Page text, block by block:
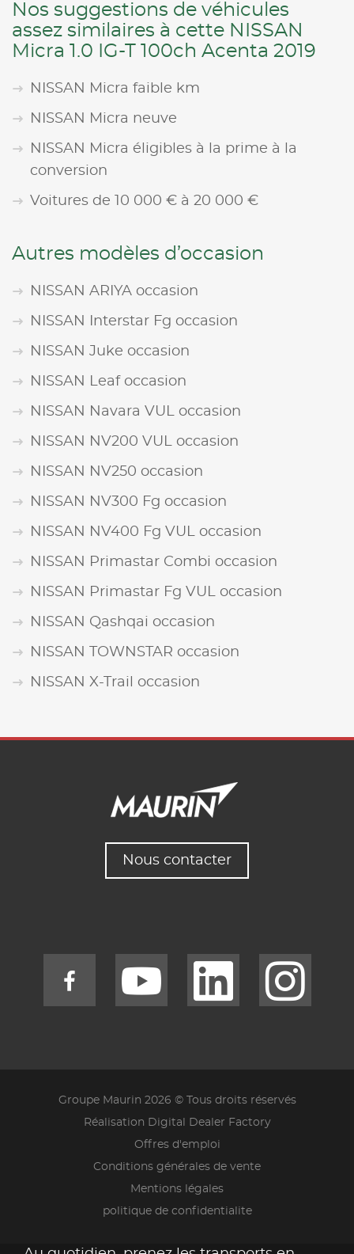
Nos suggestions de véhicules
assez similaires à cette NISSAN
Micra 1.0 IG-T 100ch Acenta 2019
NISSAN Micra faible km
NISSAN Micra neuve
NISSAN Micra éligibles à la prime à la
conversion
Voitures de 10 000 € à 20 000 €
Autres modèles d’occasion
NISSAN ARIYA occasion
NISSAN Interstar Fg occasion
NISSAN Juke occasion
NISSAN Leaf occasion
NISSAN Navara VUL occasion
NISSAN NV200 VUL occasion
NISSAN NV250 occasion
NISSAN NV300 Fg occasion
NISSAN NV400 Fg VUL occasion
NISSAN Primastar Combi occasion
NISSAN Primastar Fg VUL occasion
NISSAN Qashqai occasion
NISSAN TOWNSTAR occasion
NISSAN X-Trail occasion
Nous contacter
Groupe Maurin 2026 © Tous droits réservés
Réalisation Digital Dealer Factory
Offres d'emploi
Conditions générales de vente
Mentions légales
politique de confidentialite